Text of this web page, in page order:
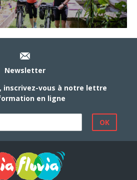
Newsletter
inscrivez-vous à notre lettre
en ligne